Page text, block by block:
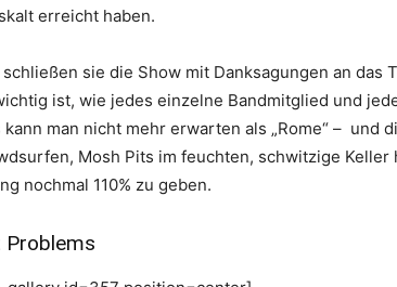
erreicht haben.
schließen sie die Show mit Danksagungen an das
ist, wie jedes einzelne Bandmitglied und
man nicht mehr erwarten als „Rome“ – und
Mosh Pits im feuchten, schwitzige Keller
nochmal 110% zu geben.
Problems